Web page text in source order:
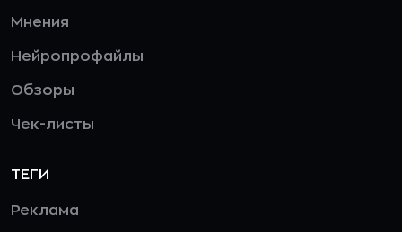
Мнения
Нейропрофайлы
Обзоры
Чек-листы
ТЕГИ
Реклама